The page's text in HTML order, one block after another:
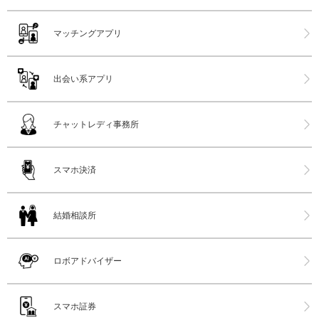
マッチングアプリ
出会い系アプリ
チャットレディ事務所
スマホ決済
結婚相談所
ロボアドバイザー
スマホ証券